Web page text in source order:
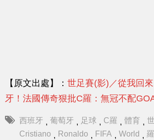
【原文出處】： 世足賽(影)／從我回
牙！法國傳奇狠批C羅：無冠不配
西班牙 , 葡萄牙 , 足球 , C羅 , 體育 ,
Cristiano , Ronaldo , FIFA , World ,